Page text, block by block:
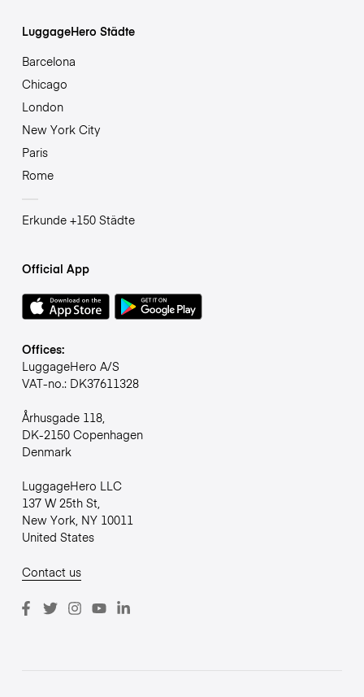
LuggageHero Städte
Barcelona
Chicago
London
New York City
Paris
Rome
Erkunde +150 Städte
Official App
Offices:
LuggageHero A/S
VAT-no.: DK37611328
Århusgade 118,
DK-2150 Copenhagen
Denmark
LuggageHero LLC
137 W 25th St,
New York, NY 10011
United States
Contact us